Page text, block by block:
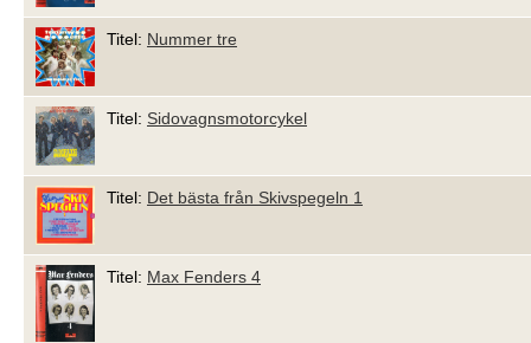
Titel: Nummer tre
Titel: Sidovagnsmotorcykel
Titel: Det bästa från Skivspegeln 1
Titel: Max Fenders 4